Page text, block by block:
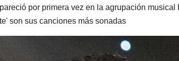
por primera vez en la agrupación musical
son sus canciones más sonadas